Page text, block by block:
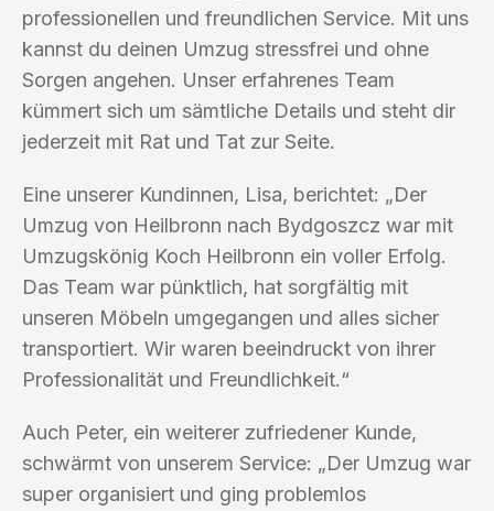
professionellen und freundlichen Service. Mit uns
kannst du deinen Umzug stressfrei und ohne
Sorgen angehen. Unser erfahrenes Team
kümmert sich um sämtliche Details und steht dir
jederzeit mit Rat und Tat zur Seite.
Eine unserer Kundinnen, Lisa, berichtet: „Der
Umzug von Heilbronn nach Bydgoszcz war mit
Umzugskönig Koch Heilbronn ein voller Erfolg.
Das Team war pünktlich, hat sorgfältig mit
unseren Möbeln umgegangen und alles sicher
transportiert. Wir waren beeindruckt von ihrer
Professionalität und Freundlichkeit.“
Auch Peter, ein weiterer zufriedener Kunde,
schwärmt von unserem Service: „Der Umzug war
super organisiert und ging problemlos